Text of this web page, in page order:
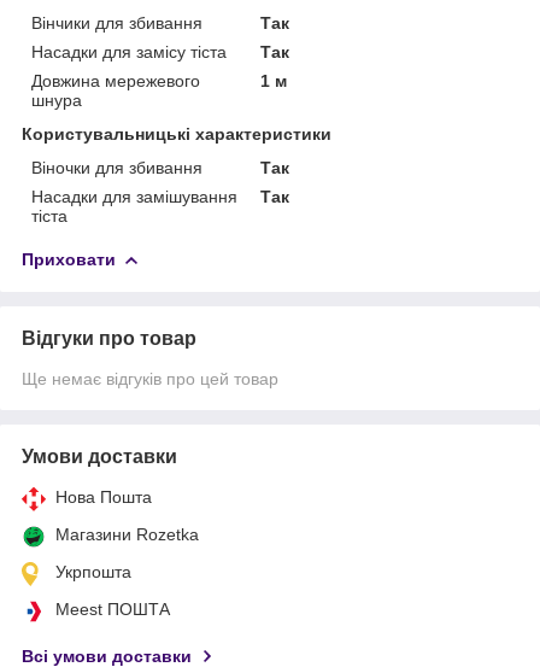
Вінчики для збивання
Так
Насадки для замісу тіста
Так
Довжина мережевого
шнура
1 м
Користувальницькі характеристики
Віночки для збивання
Так
Насадки для замішування
тіста
Так
Приховати
Відгуки про товар
Ще немає відгуків про цей товар
Умови доставки
Нова Пошта
Магазини Rozetka
Укрпошта
Meest ПОШТА
Всі умови доставки